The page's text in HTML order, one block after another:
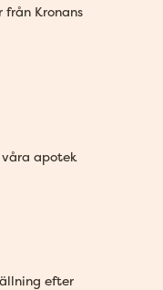
Kronans
apotek
efter